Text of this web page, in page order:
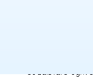
soddisfare ogni